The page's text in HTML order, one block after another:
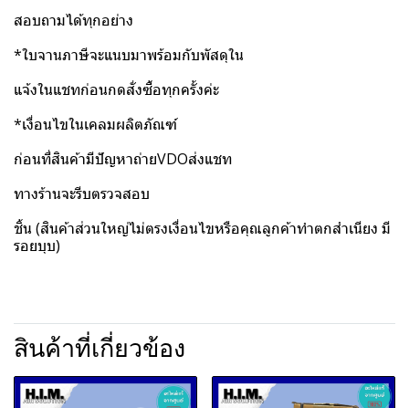
สอบถามได้ทุกอย่าง
*ใบจานภาษีจะแนบมาพร้อมกับพัสดุใน
แจ้งในแชทก่อนกดสั่งซื้อทุกครั้งค่ะ
*เงื่อนไขในเคลมผลิตภัณฑ์
ก่อนที่สินค้ามีปัญหาถ่ายVDOส่งแชท
ทางร้านจะรีบตรวจสอบ
ชิ้น (สินค้าส่วนใหญ่ไม่ตรงเงื่อนไขหรือคุณลูกค้าทำตกสำเนียง มี
รอยบุบ)
สินค้าที่เกี่ยวข้อง